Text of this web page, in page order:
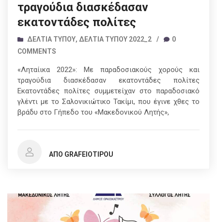
τραγούδια διασκέδασαν
εκατοντάδες πολίτες
ΔΕΛΤΊΑ ΤΎΠΟΥ, ΔΕΛΤΊΑ ΤΎΠΟΥ 2022_2 /
0
COMMENTS
«Ληταίικα 2022»: Με παραδοσιακούς χορούς και
τραγούδια διασκέδασαν εκατοντάδες πολίτες
Εκατοντάδες πολίτες συμμετείχαν στο παραδοσιακό
γλέντι με το Σαλονικιώτικο Τακίμι, που έγινε χθες το
βράδυ στο Γήπεδο του «Μακεδονικού Λητής»,
ΑΠΌ GRAFEIOTIPOU